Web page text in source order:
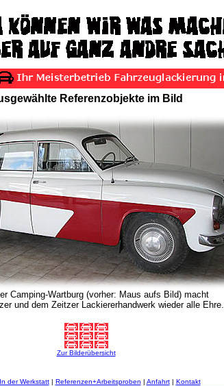
Referenzobjekte im Bild
Camping-Wartburg (vorher: Maus aufs Bild) macht
und dem Zeitzer Lackiererhandwerk wieder alle Ehre.
Zur Bilderübersicht
In der Werkstatt| Referenzen+Arbeitsproben | Anfahrt| Kontakt